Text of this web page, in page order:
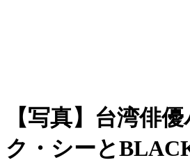
【写真】台湾俳
ク・シーと